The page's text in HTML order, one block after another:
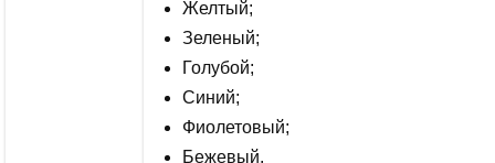
Желтый;
Зеленый;
Голубой;
Синий;
Фиолетовый;
Бежевый.